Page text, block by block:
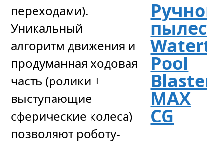
переходами).
Уникальный
алгоритм движения и
продуманная ходовая
часть (ролики +
выступающие
сферические колеса)
позволяют роботу-
Ручной
Pool
Blaster
MAX
CG